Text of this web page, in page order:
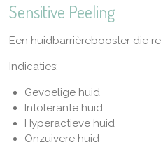
Sensitive Peeling
Een huidbarrièrebooster die
Indicaties:
Gevoelige huid
Intolerante huid
Hyperactieve huid
Onzuivere huid